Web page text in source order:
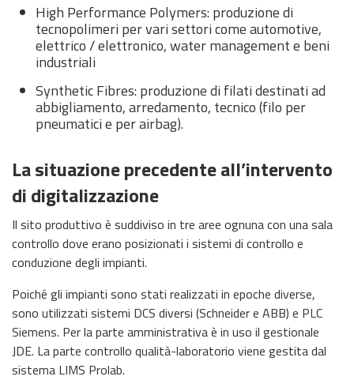
High Performance Polymers: produzione di
tecnopolimeri per vari settori come automotive,
elettrico / elettronico, water management e beni
industriali
Synthetic Fibres: produzione di filati destinati ad
abbigliamento, arredamento, tecnico (filo per
pneumatici e per airbag).
La situazione precedente all’intervento
di digitalizzazione
Il sito produttivo è suddiviso in tre aree ognuna con una sala
controllo dove erano posizionati i sistemi di controllo e
conduzione degli impianti.
Poiché gli impianti sono stati realizzati in epoche diverse,
sono utilizzati sistemi DCS diversi (Schneider e ABB) e PLC
Siemens. Per la parte amministrativa è in uso il gestionale
JDE. La parte controllo qualità-laboratorio viene gestita dal
sistema LIMS Prolab.